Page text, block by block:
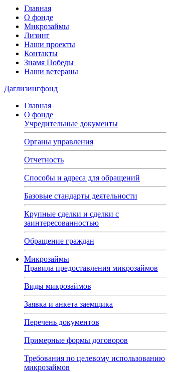
Главная
О фонде
Микрозаймы
Лизинг
Наши проекты
Контакты
Знамя Победы
Наши ветераны
Даглизингфонд
Главная
О фонде
Учредительные документы
Органы управления
Отчетность
Способы и адреса для обращений
Базовые стандарты деятельности
Крупные сделки и сделки с
заинтересованностью
Обращение граждан
Микрозаймы
Правила предоставления микрозаймов
Виды микрозаймов
Заявка и анкета заемщика
Перечень документов
Примерные формы договоров
Требования по целевому использованию
микрозаймов